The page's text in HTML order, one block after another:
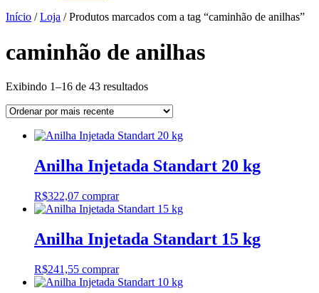
Início /Loja / Produtos marcados com a tag “caminhão de anilhas”
caminhão de anilhas
Exibindo 1–16 de 43 resultadosClassificado
mais
Anilha Injetada Standart 20 kg
R$322,07 comprar
Anilha Injetada Standart 15 kg
R$241,55 comprar